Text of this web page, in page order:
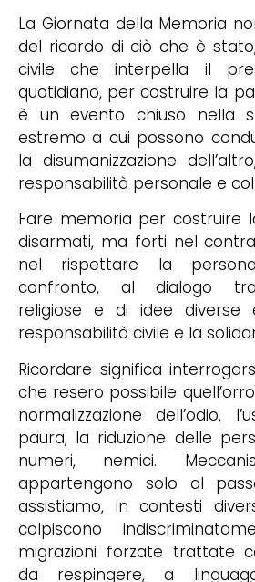
La Giornata della Memoria
del ricordo di ciò che è
civile che interpella il
quotidiano, per costruire la
è un evento chiuso nella
estremo a cui possono
la disumanizzazione
responsabilità personale e
Fare memoria per costruire
disarmati, ma forti nel
nel rispettare la
confronto, al dialogo
religiose e di idee diverse
responsabilità civile e la
Ricordare significa
che resero possibile
normalizzazione dell’odio,
paura, la riduzione delle
numeri, nemici.
appartengono solo al
assistiamo, in contesti
colpiscono
migrazioni forzate trattate
da respingere, a